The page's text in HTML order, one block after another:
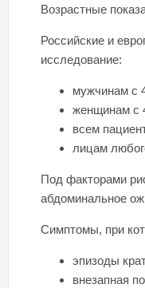
Возрастные
Российские и
исследование:
мужчинам с
женщинам с
всем
лицам
Под факторами
абдоминальное
Симптомы, при
эпизоды
внезапная